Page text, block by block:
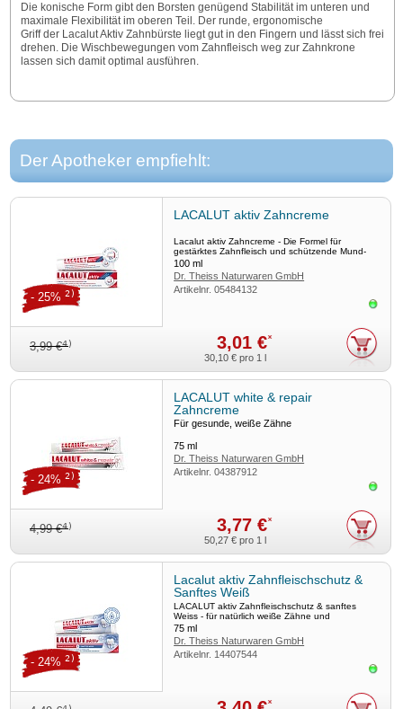
Die konische Form gibt den Borsten genügend Stabilität im unteren und
maximale Flexibilität im oberen Teil. Der runde, ergonomische
Griff der Lacalut Aktiv Zahnbürste liegt gut in den Fingern und lässt sich frei
drehen. Die Wischbewegungen vom Zahnfleisch weg zur Zahnkrone
lassen sich damit optimal ausführen.
Der Apotheker empfiehlt:
LACALUT aktiv Zahncreme
Lacalut aktiv Zahncreme - Die Formel für
gestärktes Zahnfleisch und schützende Mund-
und Zahnpflege
100ml
Dr. Theiss Naturwaren GmbH
Artikelnr.05484132
3,99 €4) 3,01 €*
- 25% 2)
30,10 € pro 1 l
LACALUT white & repair
Zahncreme
Für gesunde, weiße Zähne
75ml
Dr. Theiss Naturwaren GmbH
Artikelnr.04387912
4,99 €4) 3,77 €*
- 24% 2)
50,27 € pro 1 l
Lacalut aktiv Zahnfleischschutz &
Sanftes Weiß
LACALUT aktiv Zahnfleischschutz & sanftes
Weiss - für natürlich weiße Zähne und
gestrafftes Zahnfleisch
75ml
Dr. Theiss Naturwaren GmbH
Artikelnr. 14407544
*
- 24% 2)